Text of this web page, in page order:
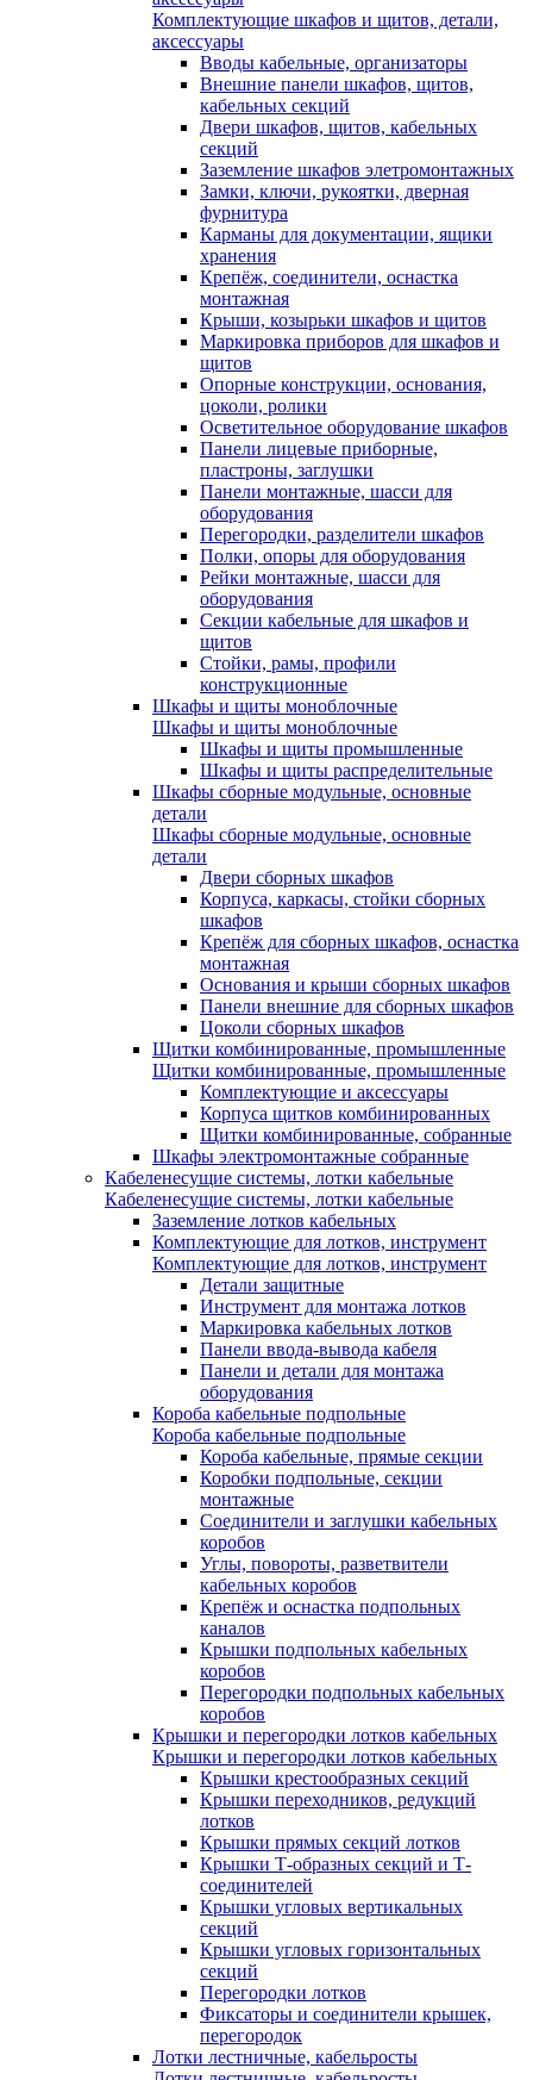
Комплектующие шкафов и щитов, детали,
аксессуары
Вводы кабельные, организаторы
Внешние панели шкафов, щитов,
кабельных секций
Двери шкафов, щитов, кабельных
секций
Заземление шкафов элетромонтажных
Замки, ключи, рукоятки, дверная
фурнитура
Карманы для документации, ящики
хранения
Крепёж, соединители, оснастка
монтажная
Крыши, козырьки шкафов и щитов
Маркировка приборов для шкафов и
щитов
Опорные конструкции, основания,
цоколи, ролики
Осветительное оборудование шкафов
Панели лицевые приборные,
пластроны, заглушки
Панели монтажные, шасси для
оборудования
Перегородки, разделители шкафов
Полки, опоры для оборудования
Рейки монтажные, шасси для
оборудования
Секции кабельные для шкафов и
щитов
Стойки, рамы, профили
конструкционные
Шкафы и щиты моноблочные
Шкафы и щиты моноблочные
Шкафы и щиты промышленные
Шкафы и щиты распределительные
Шкафы сборные модульные, основные
детали
Шкафы сборные модульные, основные
детали
Двери сборных шкафов
Корпуса, каркасы, стойки сборных
шкафов
Крепёж для сборных шкафов, оснастка
монтажная
Основания и крыши сборных шкафов
Панели внешние для сборных шкафов
Цоколи сборных шкафов
Щитки комбинированные, промышленные
Щитки комбинированные, промышленные
Комплектующие и аксессуары
Корпуса щитков комбинированных
Щитки комбинированные, собранные
Шкафы электромонтажные собранные
Кабеленесущие системы, лотки кабельные
Кабеленесущие системы, лотки кабельные
Заземление лотков кабельных
Комплектующие для лотков, инструмент
Комплектующие для лотков, инструмент
Детали защитные
Инструмент для монтажа лотков
Маркировка кабельных лотков
Панели ввода-вывода кабеля
Панели и детали для монтажа
оборудования
Короба кабельные подпольные
Короба кабельные подпольные
Короба кабельные, прямые секции
Коробки подпольные, секции
монтажные
Соединители и заглушки кабельных
коробов
Углы, повороты, разветвители
кабельных коробов
Крепёж и оснастка подпольных
каналов
Крышки подпольных кабельных
коробов
Перегородки подпольных кабельных
коробов
Крышки и перегородки лотков кабельных
Крышки и перегородки лотков кабельных
Крышки крестообразных секций
Крышки переходников, редукций
лотков
Крышки прямых секций лотков
Крышки Т-образных секций и Т-
соединителей
Крышки угловых вертикальных
секций
Крышки угловых горизонтальных
секций
Перегородки лотков
Фиксаторы и соединители крышек,
перегородок
Лотки лестничные, кабельросты